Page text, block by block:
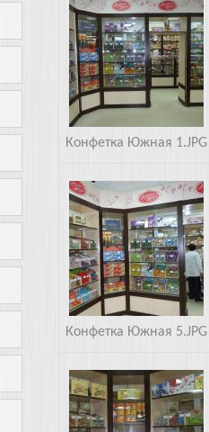
Южная 1.JPG
Конфетка Южная 1.JPG
Южная 5.JPG
Конфетка Южная 5.JPG
Южная 9.JPG